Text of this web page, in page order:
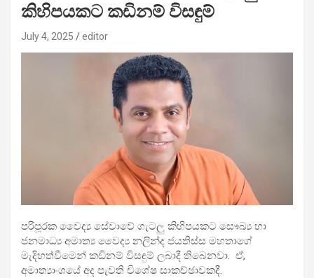
කිහිපයකට කඩිනම් විසඳුම්
July 4, 2025 editor
පරිපූරක වෛද්‍ය සේවාවේ ගැටලු කිහිපයකට සෞඛ්‍ය හා
ජනමාධ්‍ය අමාත්‍ය වෛද්‍ය නලින්ද ජයතිස්ස මහතාගේ
මැදිහත්වීමෙන් කඩිනම් විසඳුම් ලබාදී තිබෙනවා. ඒ,
අමාත්‍යාංශයේ අද පැවති විශේෂ සාකච්ඡාවකදී.